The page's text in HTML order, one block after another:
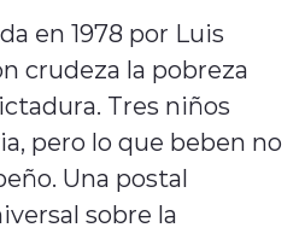
en 1978 por Luis
crudeza la pobreza
Tres niños
pero lo que beben no
Una postal
sobre la